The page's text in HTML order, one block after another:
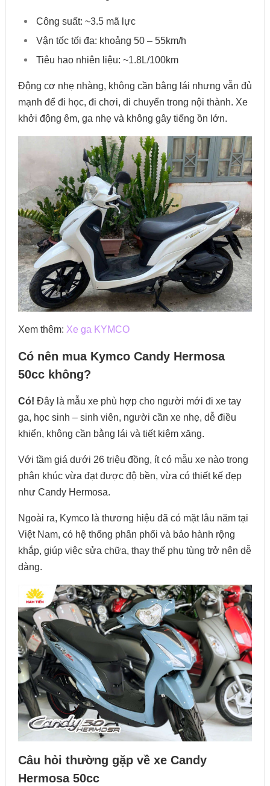
Công suất: ~3.5 mã lực
Vận tốc tối đa: khoảng 50 – 55km/h
Tiêu hao nhiên liệu: ~1.8L/100km
Động cơ nhẹ nhàng, không cần bằng lái nhưng vẫn đủ
mạnh để đi học, đi chơi, di chuyển trong nội thành. Xe
khởi động êm, ga nhẹ và không gây tiếng ồn lớn.
Xem thêm: Xe ga KYMCO
Có nên mua Kymco Candy Hermosa
50cc không?
Có! Đây là mẫu xe phù hợp cho người mới đi xe tay
ga, học sinh – sinh viên, người cần xe nhẹ, dễ điều
khiển, không cần bằng lái và tiết kiệm xăng.
Với tầm giá dưới 26 triệu đồng, ít có mẫu xe nào trong
phân khúc vừa đạt được độ bền, vừa có thiết kế đẹp
như Candy Hermosa.
Ngoài ra, Kymco là thương hiệu đã có mặt lâu năm tại
Việt Nam, có hệ thống phân phối và bảo hành rộng
khắp, giúp việc sửa chữa, thay thế phụ tùng trở nên dễ
dàng.
Câu hỏi thường gặp về xe Candy
Hermosa 50cc